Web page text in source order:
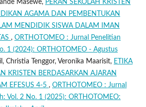
Masewe, PERAN SEKOLAH KRISTEN
AGAMA DAN PEMBENTUKAN
MENDIDIK SISWA DALAM IMAN
, ORTHOTOMEO : Jurnal Penelitian
1 (2024): ORTHOTOMEO - Agustus
Christia Tenggor, Veronika Maarisit, ETIKA
KRISTEN BERDASARKAN AJARAN
EFESUS 4-5 , ORTHOTOMEO : Jurnal
Vol. 2 No. 1 (2025): ORTHOTOMEO: